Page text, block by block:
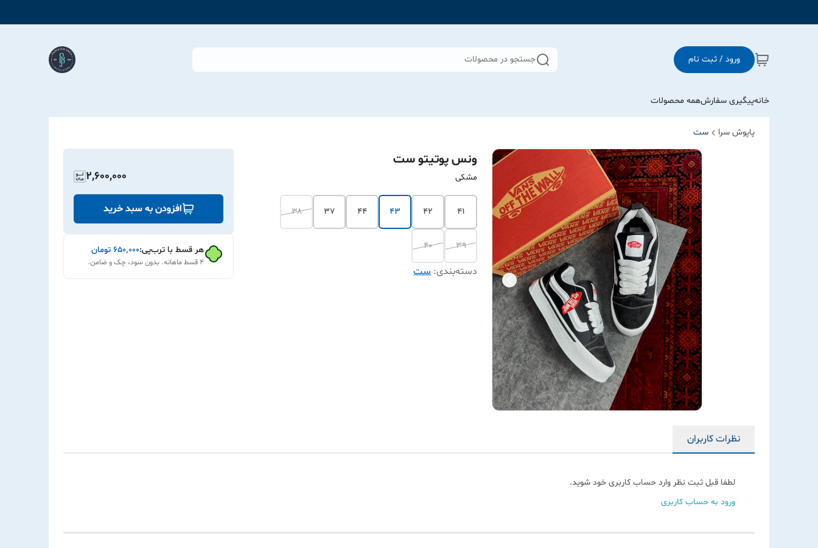
ورود / ثبت نام جستجو در محصولات
خانهپیگیری سفارشهمه محصولات
پاپوش سرا ست
ونس پوتیتو ست
مشکی
۴۱ ۴۲ ۴۳ ۴۴ ۳۷ ۳۸
۳۹ ۴۰
دسته‌بندی:ست
2,600,000
افزودن به سبد خرید
هر قسط با ترب‌پی:۶۵۰٬۰۰۰ تومان
۴ قسط ماهانه. بدون سود، چک و ضامن.
نظرات کاربران
لطفا قبل ثبت نظر وارد حساب کاربری خود شوید.
ورود به حساب کاربری